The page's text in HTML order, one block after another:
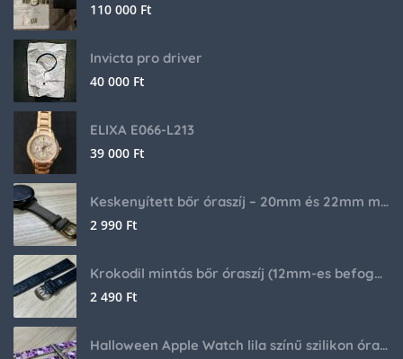
110 000 Ft
Invicta pro driver
40 000 Ft
ELIXA E066-L213
39 000 Ft
Keskenyített bőr óraszíj – 20mm és 22mm méretben
2 990 Ft
Krokodil mintás bőr óraszíj (12mm-es befogóval rendelkező órához)
2 490 Ft
Halloween Apple Watch lila színű szilikon óraszíj